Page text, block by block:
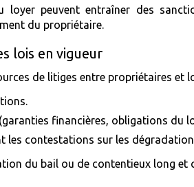
peuvent entraîner des
du propriétaire.
lois en vigueur
de litiges entre propriétaires
financières, obligations du
les contestations sur les
du bail ou de contentieux long et